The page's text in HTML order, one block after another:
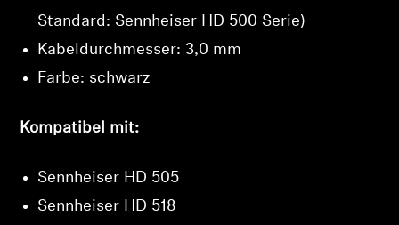
Standard: Sennheiser HD 500 Serie)
Kabeldurchmesser: 3,0 mm
Farbe: schwarz
Kompatibel mit:
Sennheiser HD 505
Sennheiser HD 518